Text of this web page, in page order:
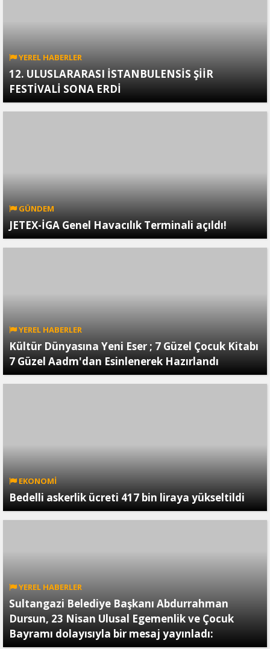
YEREL HABERLER
12. ULUSLARARASI İSTANBULENSİS ŞİİR
FESTİVALİ SONA ERDİ
GÜNDEM
JETEX-İGA Genel Havacılık Terminali açıldı!
YEREL HABERLER
Kültür Dünyasına Yeni Eser ; 7 Güzel Çocuk Kitabı
7 Güzel Aadm'dan Esinlenerek Hazırlandı
EKONOMİ
Bedelli askerlik ücreti 417 bin liraya yükseltildi
YEREL HABERLER
Sultangazi Belediye Başkanı Abdurrahman
Dursun, 23 Nisan Ulusal Egemenlik ve Çocuk
Bayramı dolayısıyla bir mesaj yayınladı: